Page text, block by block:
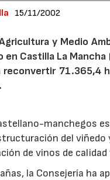
15/11/2002
y Medio
en Castilla La
reconvertir 71.365,4
manchegos
del
de vinos de
la Consejería ha